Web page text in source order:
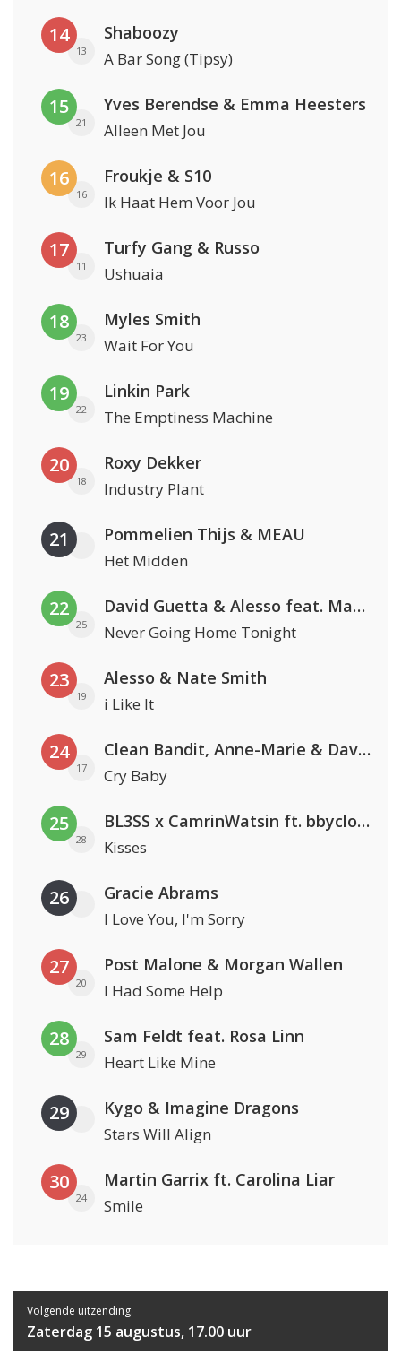
14
13
Shaboozy
A Bar Song (Tipsy)
15
21
Yves Berendse & Emma Heesters
Alleen Met Jou
16
16
Froukje & S10
Ik Haat Hem Voor Jou
17
11
Turfy Gang & Russo
Ushuaia
18
23
Myles Smith
Wait For You
19
22
Linkin Park
The Emptiness Machine
20
18
Roxy Dekker
Industry Plant
21 Pommelien Thijs & MEAU
Het Midden
22
25
David Guetta & Alesso feat. Madison Love
Never Going Home Tonight
23
19
Alesso & Nate Smith
i Like It
24
17
Clean Bandit, Anne-Marie & David Guetta
Cry Baby
25
28
BL3SS x CamrinWatsin ft. bbyclose
Kisses
26 Gracie Abrams
I Love You, I'm Sorry
27
20
Post Malone & Morgan Wallen
I Had Some Help
28
29
Sam Feldt feat. Rosa Linn
Heart Like Mine
29 Kygo & Imagine Dragons
Stars Will Align
30
24
Martin Garrix ft. Carolina Liar
Smile
Volgende uitzending:
Zaterdag 15 augustus, 17.00 uur